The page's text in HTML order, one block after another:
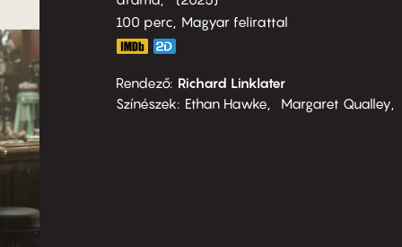
100 perc,
Magyar felirattal
Rendező Richard Linklater
Színészek
Ethan Hawke Margaret Qualley